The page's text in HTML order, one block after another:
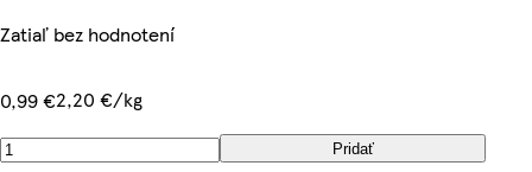
Zatiaľ bez hodnotení
0,99 €2,20 €/kg
Pridať